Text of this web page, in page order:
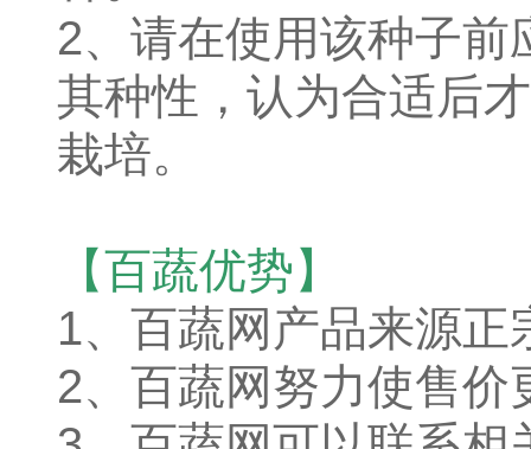
2、请在使用该种子
其种性，认为合适后
栽培。
【百蔬优势】
1、百蔬网产品来源正
2、百蔬网努力使售